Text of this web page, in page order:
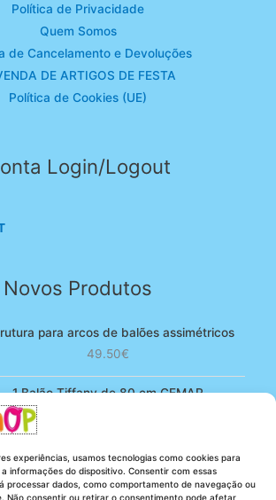
experiências, usamos tecnologias como cookies para
informações do dispositivo. Consentir com essas
processar dados, como comportamento de navegação ou
Não consentir ou retirar o consentimento pode afetar
Política de Privacidade
Quem Somos
de Cancelamento e Devoluções
DE ARTIGOS DE FESTA
Política de Cookies (UE)
Login/Logout
Novos Produtos
para arcos de balões assimétricos
49.50€
1 Balão Tiffany de 80 cm GEMAR
era:
4.90€.
é:
3.80€.
Balões Rosa bebé de 13 cm GEMAR -
Powder pink
5.25€O4.20€O